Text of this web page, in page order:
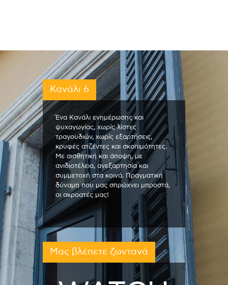
Κανάλι 6
Ένα Κανάλι ενημέρωσης και
ψυχαγωγίας, χωρίς λίστες
τραγουδιών, χωρίς εξαρτήσεις,
κρυφές ατζέντες και σκοπιμότητες.
Με αισθητική και άποψη, με
ανιδιοτέλεια, ανεξαρτησία και
συμμετοχή στα κοινά. Πραγματική
δύναμη που μας σπρώχνει μπροστά,
οι ακροατές μας!
Μας βλέπετε ζωντανά